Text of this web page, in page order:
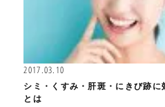
2017.03.10
シミ・くすみ・肝斑・にきび跡
とは